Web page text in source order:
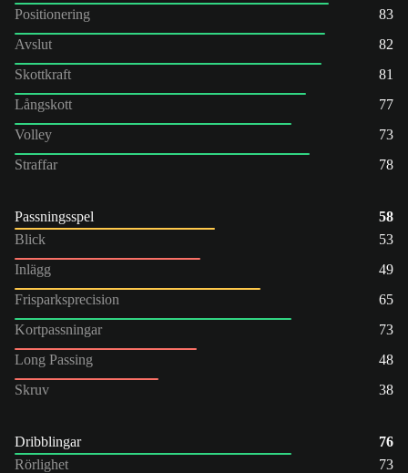
Positionering
83
Avslut
82
Skottkraft
81
Långskott
77
Volley
73
Straffar
78
Passningsspel
58
Blick
53
Inlägg
49
Frisparksprecision
65
Kortpassningar
73
Long Passing
48
Skruv
38
Dribblingar
76
Rörlighet
73